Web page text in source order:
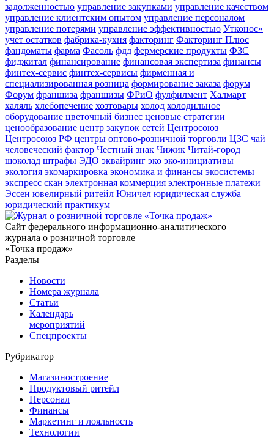
задолженностью управление закупками управление качеством
управление клиентским опытом управление персоналом
управление потерями управление эффективностью Утконос»
учет остатков фабрика-кухня факторинг Факторинг Плюс
фандоматы фарма Фасоль фдд фермерские продукты ФЗС
фиджитал финансирование финансовая экспертиза финансы
финтех-сервис финтех-сервисы фирменная и
специализированная розница формирование заказа форум
Форум франшиза франшизы ФРиО фулфилмент Халмарт
халяль хлебопечение хозтовары холод холодильное
оборудование цветочный бизнес ценовые стратегии
ценообразование центр закупок сетей Центросоюз
Центросоюз РФ центры оптово-розничной торговли ЦЗС чай
человеческий фактор Честный знак Чижик Читай-город
шоколад штрафы ЭДО эквайринг эко эко-инициативы
экология экомаркировка экономика и финансы экосистемы
экспресс скан электронная коммерция электронные платежи
Эссен ювелирный ритейл Юничел юридическая служба
юридический практикум
Сайт федерального информационно-аналитического
журнала о розничной торговле
«Точка продаж»
Разделы
Новости
Номера журнала
Статьи
Календарь
мероприятий
Спецпроекты
Рубрикатор
Магазиностроение
Продуктовый ритейл
Персонал
Финансы
Маркетинг и лояльность
Технологии